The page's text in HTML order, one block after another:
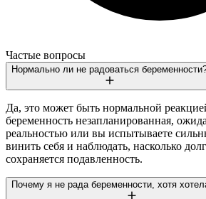
Частые вопросы
Нормально ли не радоваться
Да, это может быть нормальной
беременность незапланированная,
реальностью или вы испытываете
винить себя и наблюдать, насколько
сохраняется подавленность.
Почему я не рада беременности, хотя